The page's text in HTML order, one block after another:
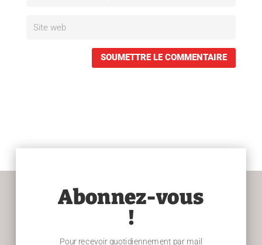
SOUMETTRE LE COMMENTAIRE
Abonnez-vous
!
Pour recevoir quotidiennement par mail